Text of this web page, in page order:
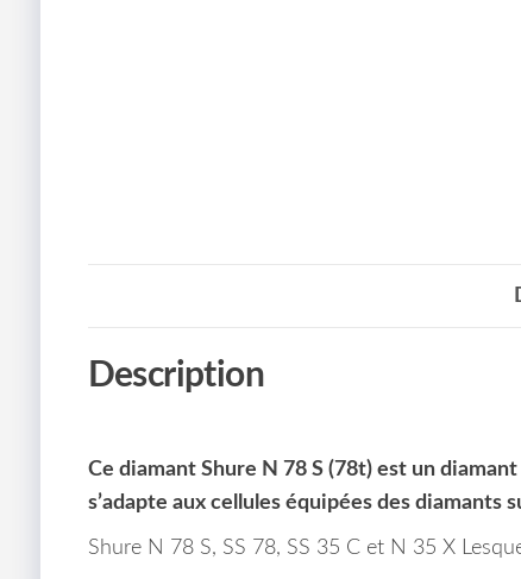
Description
Ce diamant Shure N 78 S (78t) est un
s’adapte aux cellules équipées des diamants
Shure N 78 S, SS 78, SS 35 C et N 35 X